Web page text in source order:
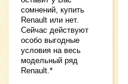
сомнений, купить
Renault или нет.
Сейчас действуют
особо выгодные
условия на весь
модельный ряд
Renault.*